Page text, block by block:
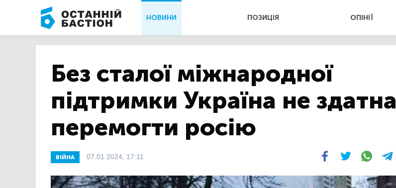
НОВИНИ ПОЗИЦІЯ ОПІНІЇ
Без сталої міжнародної
підтримки Україна не здатна
перемогти росію
ВІЙНА 07.01.2024, 17:11